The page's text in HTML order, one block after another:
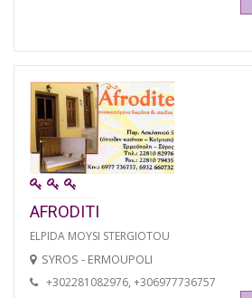
AFRODITI
ELPIDA MOYSI STERGIOTOU
SYROS - ERMOUPOLI
+302281082976, +306977736757